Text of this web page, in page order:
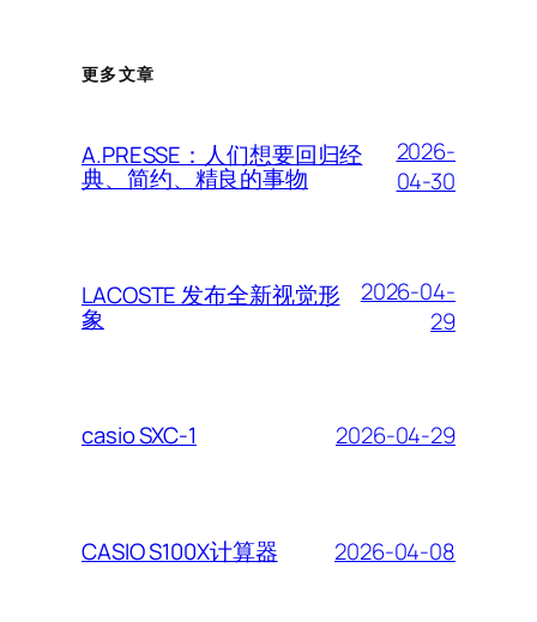
更多文章
A.PRESSE：人们想要回归经
典、简约、精良的事物
2026-
04-30
LACOSTE 发布全新视觉形
象
2026-04-
29
casio SXC-1 2026-04-29
CASIO S100X计算器 2026-04-08